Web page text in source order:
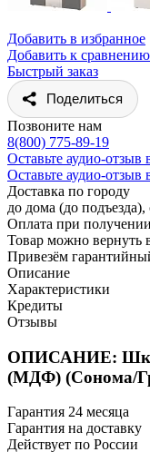
Добавить в избранное
Добавить к сравнению
Быстрый заказ
Поделиться
Позвоните нам
8(800) 775-89-19
Оставьте аудио-отзыв
Оставьте аудио-отзыв
Доставка по городу
до дома (до подъезда),
Оплата при
Товар можно вернуть
Привезём
Описание
Характеристики
Кредиты
Отзывы
ОПИСАНИЕ:
(МДФ) (Сонома/
Гарантия 24 месяца
Гарантия на доставку
Действует по России